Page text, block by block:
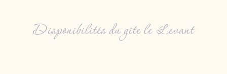
Disponibilités du gîte le Levant